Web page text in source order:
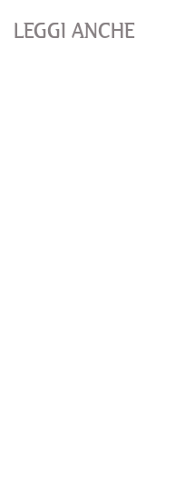
LEGGI ANCHE